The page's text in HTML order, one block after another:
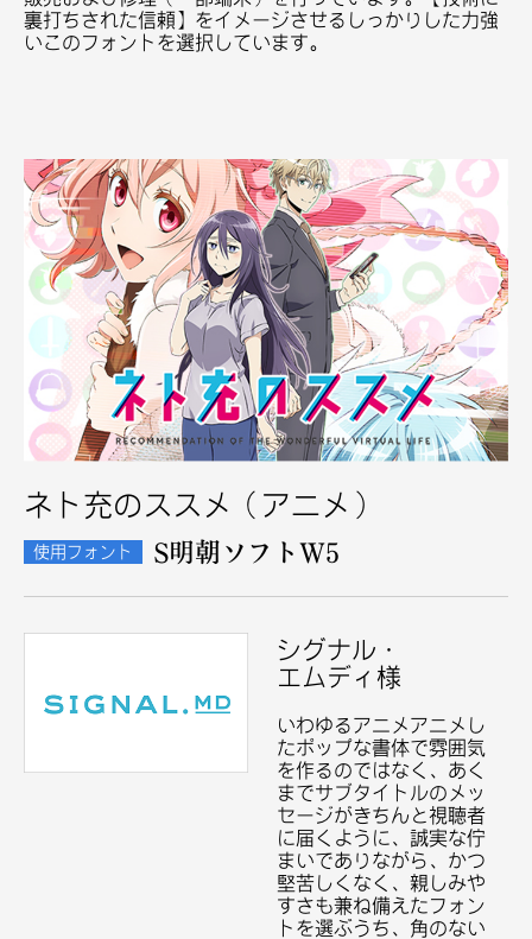
裏打ちされた信頼】をイメージさせるしっかりした力強
いこのフォントを選択しています。
ネト充のススメ（アニメ）
使用フォント S明朝ソフトW5
シグナル・
エムディ様
いわゆるアニメアニメし
たポップな書体で雰囲気
を作るのではなく、あく
までサブタイトルのメッ
セージがきちんと視聴者
に届くように、誠実な佇
まいでありながら、かつ
堅苦しくなく、親しみや
すさも兼ね備えたフォン
トを選ぶうち、角のない